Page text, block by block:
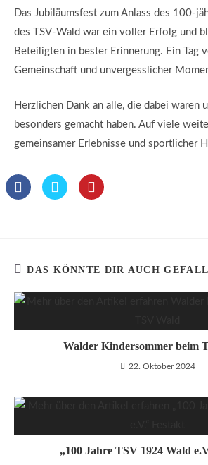
Das Jubiläumsfest zum Anlass des 100-
des TSV-Wald war ein voller Erfolg und
Beteiligten in bester Erinnerung. Ein Tag
Gemeinschaft und unvergesslicher
Herzlichen Dank an alle, die dabei waren
besonders gemacht haben. Auf viele
gemeinsamer Erlebnisse und sportlicher
DAS KÖNNTE DIR AUCH
Walder Kindersommer beim
22. Oktober 2024
„100 Jahre TSV 1924 Wald